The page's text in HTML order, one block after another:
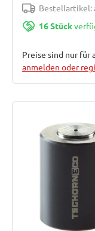
Bestellartikel:
16 Stück
Preise sind nur
anmelden oder